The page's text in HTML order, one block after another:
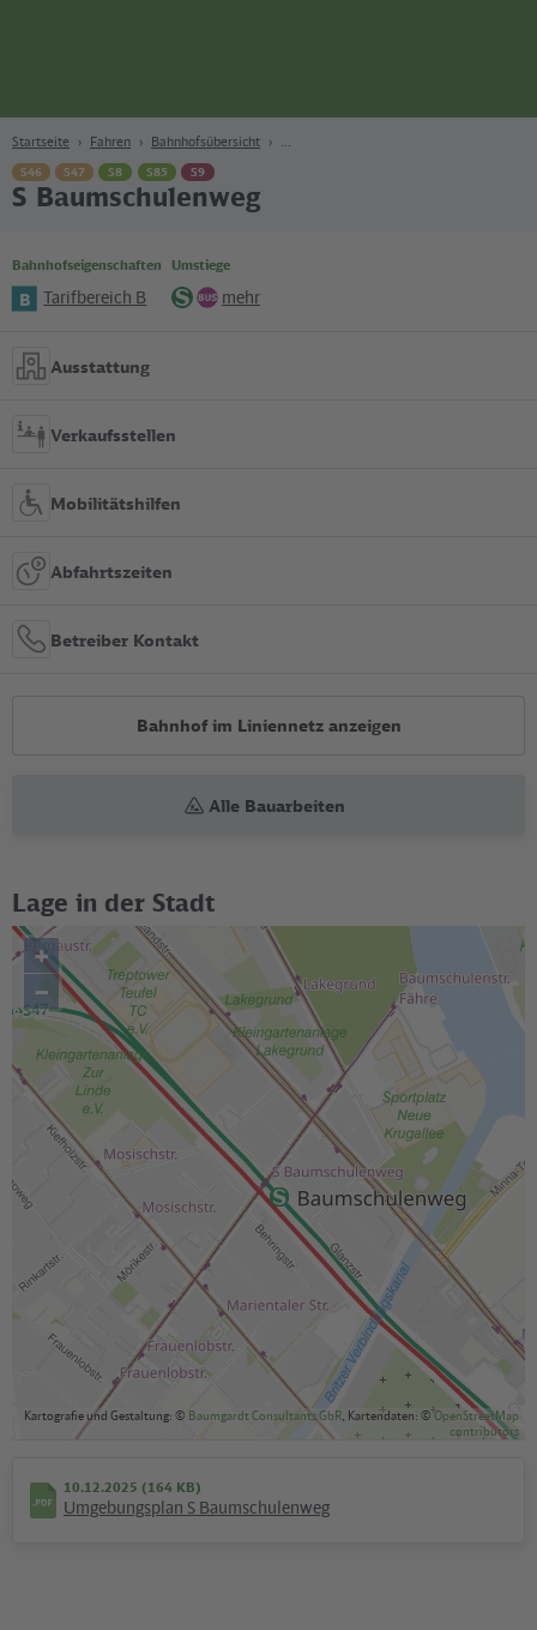
Startseite Fahren Bahnhofsübersicht
S46 S47 S8 S85 S9
S Baumschulenweg
Bahnhofseigenschaften
B Tarifbereich B
Umstiege
mehr
Ausstattung
Verkaufsstellen
Mobilitätshilfen
Abfahrtszeiten
Betreiber Kontakt
Bahnhof im Liniennetz anzeigen
Alle Bauarbeiten
Lage in der Stadt
+
–
Kartografie und Gestaltung: © Baumgardt Consultants GbR , Kartendaten: ©OpenStreetMap
contributors
10.12.2025 (164 KB)
Umgebungsplan S Baumschulenweg